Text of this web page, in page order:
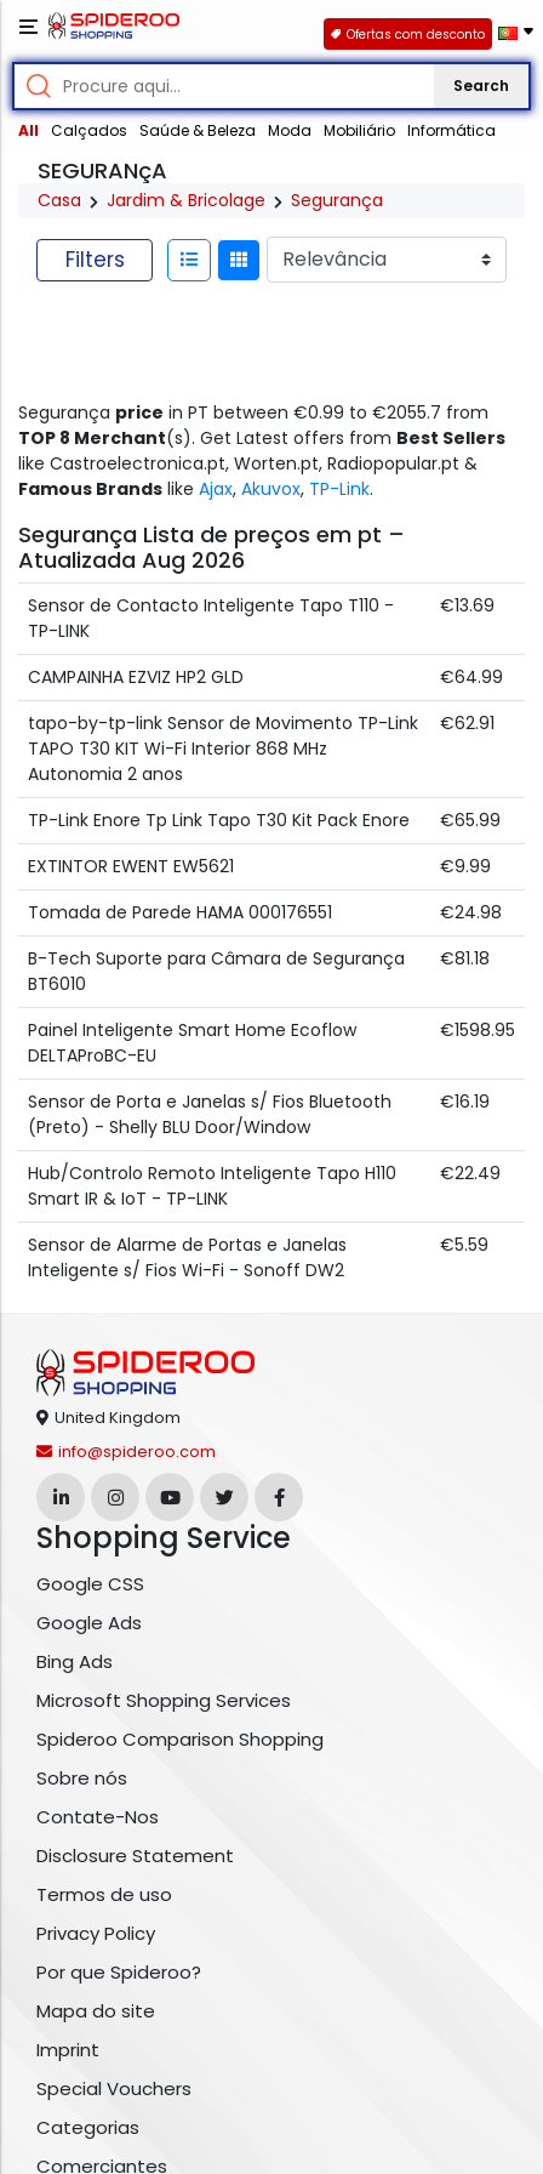
Search
All Calçados Saúde & Beleza Moda Mobiliário Informática
Ofertas com desconto
SEGURANçA
Casa Jardim & Bricolage Segurança
Filters
Segurança price in PT between €0.99 to €2055.7 from
TOP 8 Merchant(s). Get Latest offers from Best Sellers
like Castroelectronica.pt, Worten.pt, Radiopopular.pt &
Famous Brands like Ajax, Akuvox, TP-Link.
Segurança Lista de preços em pt –
Atualizada Aug 2026
Sensor de Contacto Inteligente Tapo T110 -
TP-LINK
€13.69
CAMPAINHA EZVIZ HP2 GLD
€64.99
tapo-by-tp-link Sensor de Movimento TP-Link
TAPO T30 KIT Wi-Fi Interior 868 MHz
Autonomia 2 anos
€62.91
TP-Link Enore Tp Link Tapo T30 Kit Pack Enore
€65.99
EXTINTOR EWENT EW5621
€9.99
Tomada de Parede HAMA 000176551
€24.98
B-Tech Suporte para Câmara de Segurança
BT6010
€81.18
Painel Inteligente Smart Home Ecoflow
DELTAProBC-EU
€1598.95
Sensor de Porta e Janelas s/ Fios Bluetooth
(Preto) - Shelly BLU Door/Window
€16.19
Hub/Controlo Remoto Inteligente Tapo H110
Smart IR & IoT - TP-LINK
€22.49
Sensor de Alarme de Portas e Janelas
Inteligente s/ Fios Wi-Fi - Sonoff DW2
€5.59
United Kingdom
info@spideroo.com
Shopping Service
Google CSS
Google Ads
Bing Ads
Microsoft Shopping Services
Spideroo Comparison Shopping
Sobre nós
Contate-Nos
Disclosure Statement
Termos de uso
Privacy Policy
Por que Spideroo?
Mapa do site
Imprint
Special Vouchers
Categorias
Comerciantes